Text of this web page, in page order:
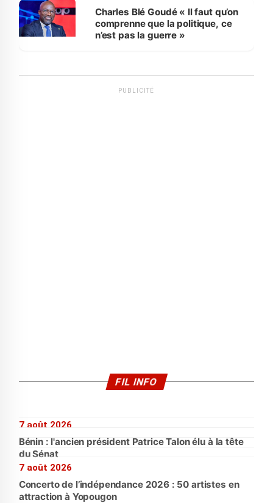
Charles Blé Goudé « Il faut qu’on
comprenne que la politique, ce
n’est pas la guerre »
PUBLICITÉ
FIL INFO
7 août 2026
Bénin : l'ancien président Patrice Talon élu à la tête
du Sénat
7 août 2026
Concerto de l’indépendance 2026 : 50 artistes en
attraction à Yopougon